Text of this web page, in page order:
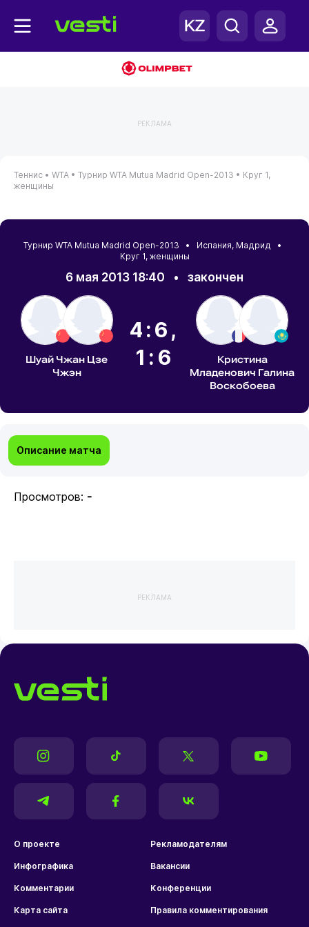
РЕКЛАМА
Теннис • WTA • Турнир WTA Mutua Madrid Open-2013 • Круг 1,
женщины
Турнир WTA Mutua Madrid Open-2013 • Испания, Мадрид •
Круг 1, женщины
6 мая 2013 18:40 • закончен
Шуай Чжан Цзе
Чжэн
4:6,
1:6
Кристина
Младенович Галина
Воскобоева
Описание матча
Просмотров: -
РЕКЛАМА
О проекте Рекламодателям
Инфографика Вакансии
Комментарии Конференции
Карта сайта Правила комментирования